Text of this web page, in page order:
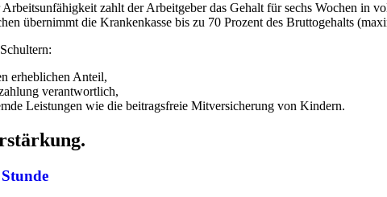
zahlt der Arbeitgeber das Gehalt für sechs Wochen in
übernimmt die Krankenkasse bis zu 70 Prozent des Bruttogehalts
erheblichen Anteil,
verantwortlich,
Leistungen wie die beitragsfreie Mitversicherung von Kindern.